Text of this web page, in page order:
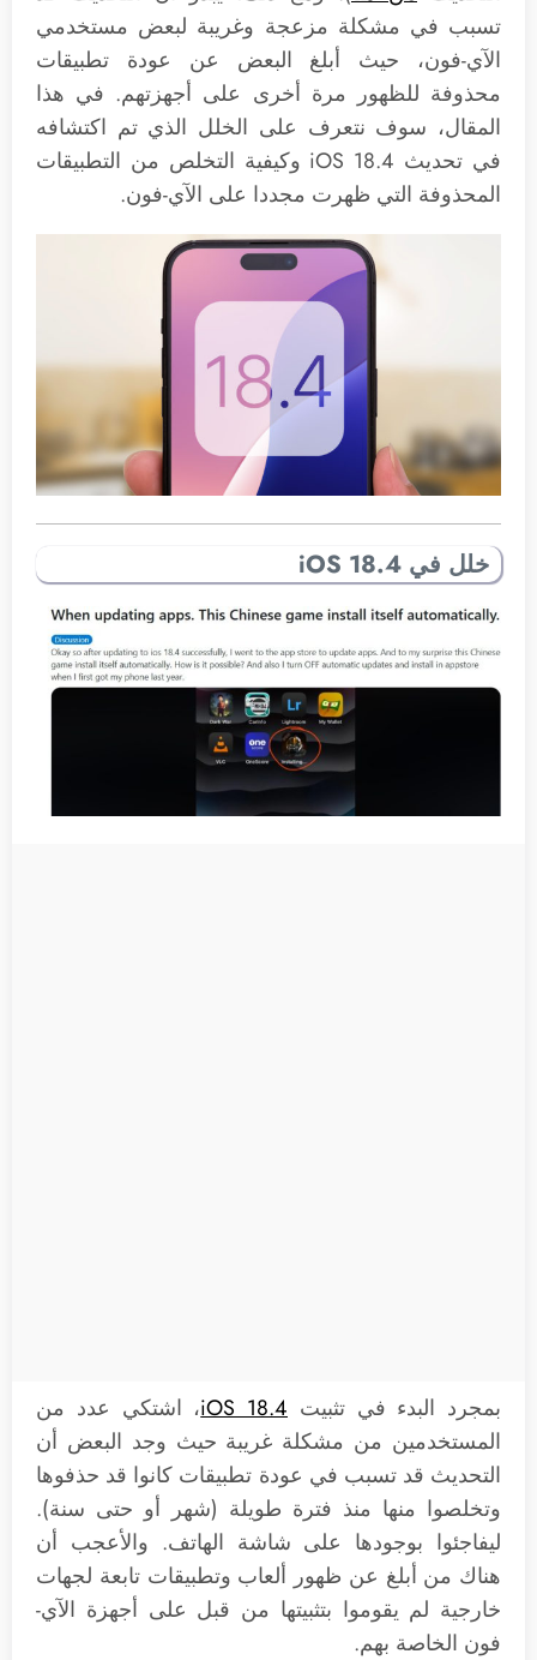
تسبب في مشكلة مزعجة وغريبة لبعض مستخدمي
الآي-فون، حيث أبلغ البعض عن عودة تطبيقات
محذوفة للظهور مرة أخرى على أجهزتهم. في هذا
المقال، سوف نتعرف على الخلل الذي تم اكتشافه
في تحديث iOS 18.4 وكيفية التخلص من التطبيقات
المحذوفة التي ظهرت مجددا على الآي-فون.
خلل في iOS 18.4
بمجرد البدء في تثبيت iOS 18.4، اشتكي عدد من
المستخدمين من مشكلة غريبة حيث وجد البعض أن
التحديث قد تسبب في عودة تطبيقات كانوا قد حذفوها
وتخلصوا منها منذ فترة طويلة (شهر أو حتى سنة).
ليفاجئوا بوجودها على شاشة الهاتف. والأعجب أن
هناك من أبلغ عن ظهور ألعاب وتطبيقات تابعة لجهات
خارجية لم يقوموا بتثبيتها من قبل على أجهزة الآي-
فون الخاصة بهم.